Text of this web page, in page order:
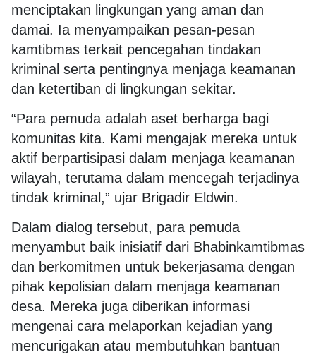
menciptakan lingkungan yang aman dan
damai. Ia menyampaikan pesan-pesan
kamtibmas terkait pencegahan tindakan
kriminal serta pentingnya menjaga keamanan
dan ketertiban di lingkungan sekitar.
“Para pemuda adalah aset berharga bagi
komunitas kita. Kami mengajak mereka untuk
aktif berpartisipasi dalam menjaga keamanan
wilayah, terutama dalam mencegah terjadinya
tindak kriminal,” ujar Brigadir Eldwin.
Dalam dialog tersebut, para pemuda
menyambut baik inisiatif dari Bhabinkamtibmas
dan berkomitmen untuk bekerjasama dengan
pihak kepolisian dalam menjaga keamanan
desa. Mereka juga diberikan informasi
mengenai cara melaporkan kejadian yang
mencurigakan atau membutuhkan bantuan